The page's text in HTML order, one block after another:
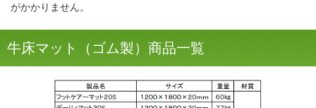
がかかりません。
牛床マット（ゴム製）商品一覧